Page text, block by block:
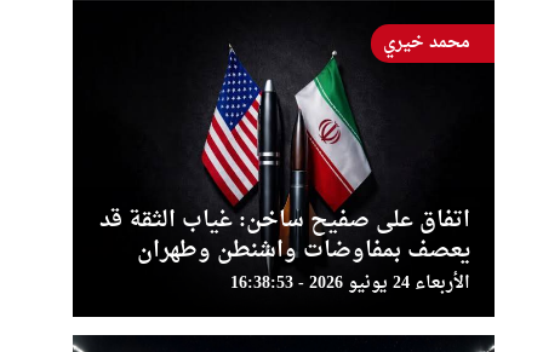
اتفاق على صفيح ساخن: غياب الثقة قد
يعصف بمفاوضات واشنطن وطهران
الأربعاء 24 يونيو 2026 - 16:38:53
محمد خيري